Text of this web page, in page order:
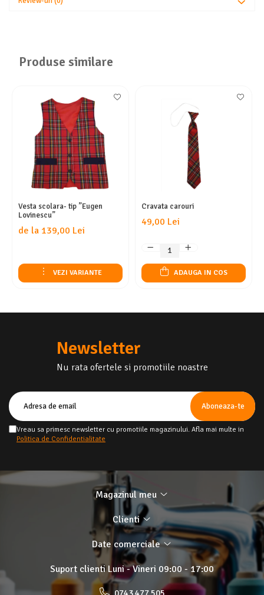
Produse similare
Vesta scolara- tip ”Eugen
Lovinescu”
de la 139,00 Lei
VEZI VARIANTE
Cravata carouri
49,00 Lei
ADAUGA IN COS
Newsletter
Nu rata ofertele si promotiile noastre
Vreau sa primesc newsletter cu promotiile magazinului. Afla mai multe in
Politica de Confidentialitate
Magazinul meu
Clienti
Date comerciale
Suport clienti Luni - Vineri 09:00 - 17:00